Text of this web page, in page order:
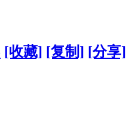
[收藏] [复制] [分享]